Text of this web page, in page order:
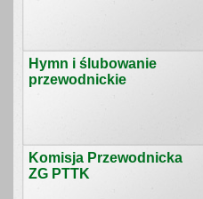
Hymn i ślubowanie
przewodnickie
Komisja Przewodnicka
ZG PTTK